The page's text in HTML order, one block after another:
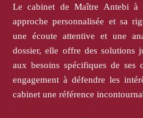
Le cabinet de Maître Antebi à
approche personnalisée et sa
une écoute attentive et une
dossier, elle offre des solutions
aux besoins spécifiques de ses
engagement à défendre les
cabinet une référence